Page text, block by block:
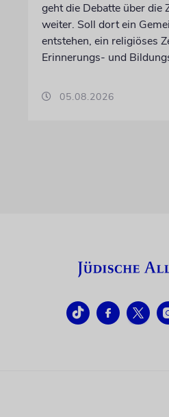
geht die Debatte über die
weiter. Soll dort ein
entstehen, ein religiöses
Erinnerungs- und
05.08.2026